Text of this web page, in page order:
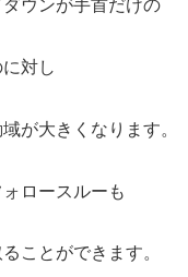
ウンが手首だけの
対し
が大きくなります。
ロースルーも
ことができます。